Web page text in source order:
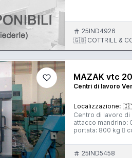
25IND4926
🇬🇧 COTTRILL &
MAZAK vtc
Centri di lavoro
Localizzazione:
Centro di lavoro di
attacco mandrino:
portata: 800 kg 
25IND5458